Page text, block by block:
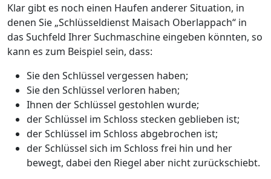
Klar gibt es noch einen Haufen anderer Situation, in
denen Sie „Schlüsseldienst Maisach Oberlappach“ in
das Suchfeld Ihrer Suchmaschine eingeben könnten, so
kann es zum Beispiel sein, dass:
Sie den Schlüssel vergessen haben;
Sie den Schlüssel verloren haben;
Ihnen der Schlüssel gestohlen wurde;
der Schlüssel im Schloss stecken geblieben ist;
der Schlüssel im Schloss abgebrochen ist;
der Schlüssel sich im Schloss frei hin und her
bewegt, dabei den Riegel aber nicht zurückschiebt.